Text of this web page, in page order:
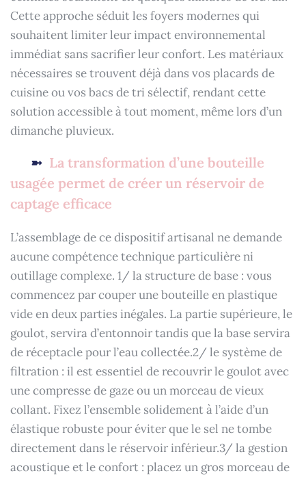
Cette approche séduit les foyers modernes qui
souhaitent limiter leur impact environnemental
immédiat sans sacrifier leur confort. Les matériaux
nécessaires se trouvent déjà dans vos placards de
cuisine ou vos bacs de tri sélectif, rendant cette
solution accessible à tout moment, même lors d’un
dimanche pluvieux.
La transformation d’une bouteille
usagée permet de créer un réservoir de
captage efficace
L’assemblage de ce dispositif artisanal ne demande
aucune compétence technique particulière ni
outillage complexe. 1/ la structure de base : vous
commencez par couper une bouteille en plastique
vide en deux parties inégales. La partie supérieure, le
goulot, servira d’entonnoir tandis que la base servira
de réceptacle pour l’eau collectée.2/ le système de
filtration : il est essentiel de recouvrir le goulot avec
une compresse de gaze ou un morceau de vieux
collant. Fixez l’ensemble solidement à l’aide d’un
élastique robuste pour éviter que le sel ne tombe
directement dans le réservoir inférieur.3/ la gestion
acoustique et le confort : placez un gros morceau de